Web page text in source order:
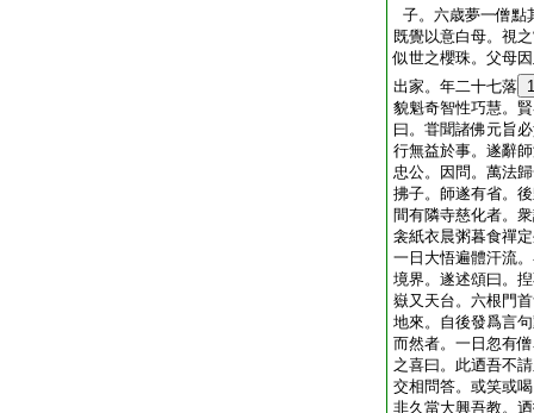
子。六歳夢一僧點
既覺以意白母。視
似世之櫻珠。父母
出家。年二十七落
1
貌魁奇智性巧慧。
曰。甞聞諸佛元旨
行無益於事。遂辭
忠公。因問。萬法
拂子。師遂有省。
間有隣寺慈化者。
衾紙衣晨粥暮食禪
一日大悟遍體汗流
境界。遂述頌曰。
嶽又天台。六根門
地來。自後發爲言
而然者。一日忽有
之喜曰。此迺吾不
交相問答。或笑或
非久當大興吾教。